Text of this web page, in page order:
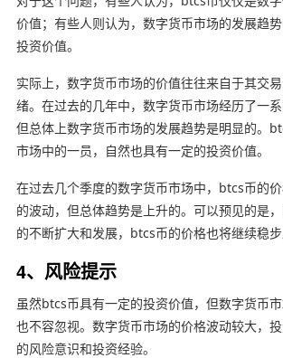
价值；有些人则认为，数字货币市场的发展趋
投资价值。
实际上，数字货币市场的价值往往来自于其交
绪。在过去的几年中，数字货币市场经历了一系
但总体上数字货币市场的发展趋势是明显的。
市场中的一员，自然也具有一定的投资价值。
在过去几个季度的数字货币市场中，btcs币的
的波动，但总体趋势是上升的。可以预见的是
的不断扩大和发展，btcs币的价格也将继续稳步
4、风险提示
虽然btcs币具有一定的投资价值，但数字货币
也不容忽视。数字货币市场的价格波动较大，
的风险意识和投资经验。